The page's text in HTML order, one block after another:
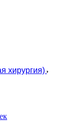
хирургия)